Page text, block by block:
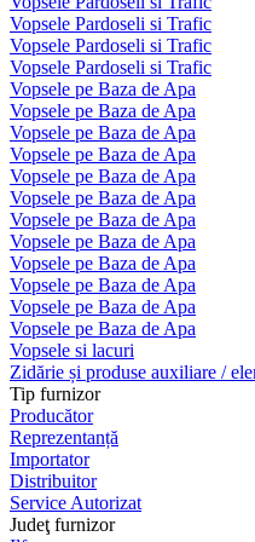
Vopsele Pardoseli si Trafic
Vopsele Pardoseli si Trafic
Vopsele Pardoseli si Trafic
Vopsele pe Baza de Apa
Vopsele pe Baza de Apa
Vopsele pe Baza de Apa
Vopsele pe Baza de Apa
Vopsele pe Baza de Apa
Vopsele pe Baza de Apa
Vopsele pe Baza de Apa
Vopsele pe Baza de Apa
Vopsele pe Baza de Apa
Vopsele pe Baza de Apa
Vopsele pe Baza de Apa
Vopsele pe Baza de Apa
Vopsele si lacuri
Zidărie și produse auxiliare /
Tip furnizor
Producător
Reprezentanță
Importator
Distribuitor
Service Autorizat
Judeţ furnizor